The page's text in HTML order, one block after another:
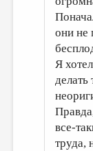
они не
Я
делать
все-
труда,